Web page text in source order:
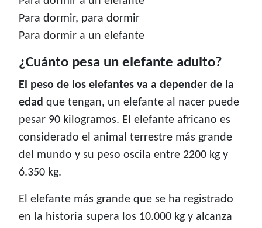
Para dormir, para dormir
Para dormir a un elefante
¿Cuánto pesa un elefante adulto?
El peso de los elefantes va a depender de la
edad que tengan, un elefante al nacer puede
pesar 90 kilogramos. El elefante africano es
considerado el animal terrestre más grande
del mundo y su peso oscila entre 2200 kg y
6.350 kg.
El elefante más grande que se ha registrado
en la historia supera los 10.000 kg y alcanza